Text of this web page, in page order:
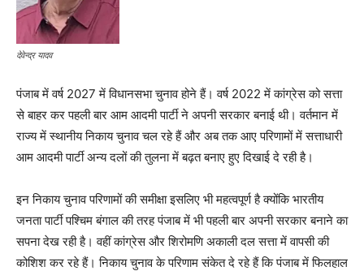
देवेन्द्र यादव
पंजाब में वर्ष 2027 में विधानसभा चुनाव होने हैं। वर्ष 2022 में कांग्रेस को सत्ता
से बाहर कर पहली बार आम आदमी पार्टी ने अपनी सरकार बनाई थी। वर्तमान में
राज्य में स्थानीय निकाय चुनाव चल रहे हैं और अब तक आए परिणामों में सत्ताधारी
आम आदमी पार्टी अन्य दलों की तुलना में बढ़त बनाए हुए दिखाई दे रही है।
इन निकाय चुनाव परिणामों की समीक्षा इसलिए भी महत्वपूर्ण है क्योंकि भारतीय
जनता पार्टी पश्चिम बंगाल की तरह पंजाब में भी पहली बार अपनी सरकार बनाने का
सपना देख रही है। वहीं कांग्रेस और शिरोमणि अकाली दल सत्ता में वापसी की
कोशिश कर रहे हैं। निकाय चुनाव के परिणाम संकेत दे रहे हैं कि पंजाब में फिलहाल